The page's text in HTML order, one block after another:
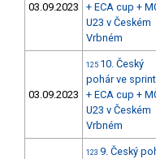
03.09.2023
+ ECA cup +
U23 v Českém
Vrbném
03.09.2023
125 10. Český
pohár ve
+ ECA cup +
U23 v Českém
Vrbném
123 9. Český